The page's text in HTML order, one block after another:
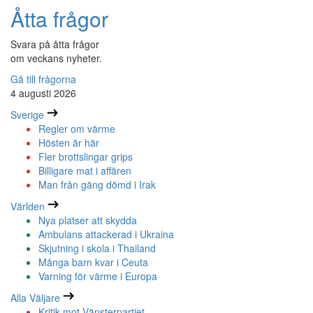
Åtta frågor
Svara på åtta frågor
om veckans nyheter.
Gå till frågorna
4 augusti 2026
Sverige
Regler om värme
Hösten är här
Fler brottslingar grips
Billigare mat i affären
Man från gäng dömd i Irak
Världen
Nya platser att skydda
Ambulans attackerad i Ukraina
Skjutning i skola i Thailand
Många barn kvar i Ceuta
Varning för värme i Europa
Alla Väljare